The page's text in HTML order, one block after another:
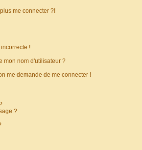
me connecter ?!
!
mon nom d'utilisateur ?
me demande de me connecter !
?